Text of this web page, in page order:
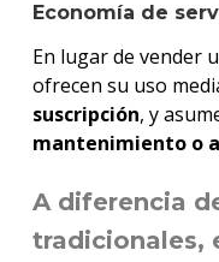
Economía de
En lugar de vender
ofrecen su uso
suscripción, y
mantenimiento o
A diferencia
tradicionales,